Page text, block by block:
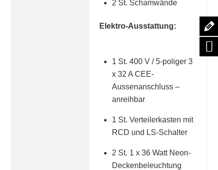
2 St. Schamwände
Elektro-Ausstattung:
1 St. 400 V / 5-poliger 3
x 32 A CEE-
Aussenanschluss –
anreihbar
1 St. Verteilerkasten mit
RCD und LS-Schalter
2 St. 1 x 36 Watt Neon-
Deckenbeleuchtung